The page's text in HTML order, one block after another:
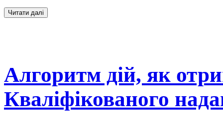
Алгоритм дій, як
Кваліфікованого